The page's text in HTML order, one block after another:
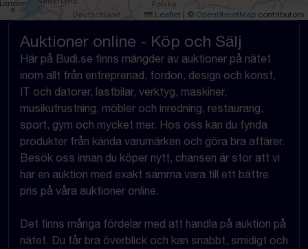
Leaflet © OpenStreetMap contributors
Auktioner online - Köp och Sälj
Här på Budi.se finns mängder av auktioner på nätet
inom allt från entreprenad, fordon, design och konst,
IT och datorer, lastbilar, verktyg, maskiner,
musikutrustning, möbler och inredning, restaurang,
sport, gym och mycket mer. Hos oss kan du fynda
produkter från kända varumärken och göra bra affärer.
Besök oss innan du köper nytt, chansen är stor att vi
har en auktion med exakt samma vara till ett bättre
pris på våra auktioner online.
Det finns många fördelar med att handla på auktion på
nätet. Du får bra överblick och kan snabbt, smidigt och